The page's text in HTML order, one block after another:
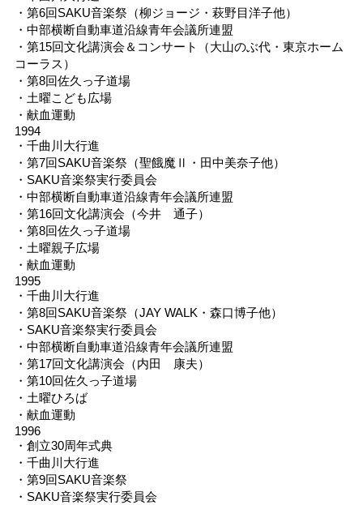
・第6回SAKU音楽祭（柳ジョージ・萩野目洋子他）
・中部横断自動車道沿線青年会議所連盟
・第15回文化講演会＆コンサート（大山のぶ代・東京ホーム
コーラス）
・第8回佐久っ子道場
・土曜こども広場
・献血運動
1994
・千曲川大行進
・第7回SAKU音楽祭（聖餓魔Ⅱ・田中美奈子他）
・SAKU音楽祭実行委員会
・中部横断自動車道沿線青年会議所連盟
・第16回文化講演会（今井 通子）
・第8回佐久っ子道場
・土曜親子広場
・献血運動
1995
・千曲川大行進
・第8回SAKU音楽祭（JAY WALK・森口博子他）
・SAKU音楽祭実行委員会
・中部横断自動車道沿線青年会議所連盟
・第17回文化講演会（内田 康夫）
・第10回佐久っ子道場
・土曜ひろば
・献血運動
1996
・創立30周年式典
・千曲川大行進
・第9回SAKU音楽祭
・SAKU音楽祭実行委員会